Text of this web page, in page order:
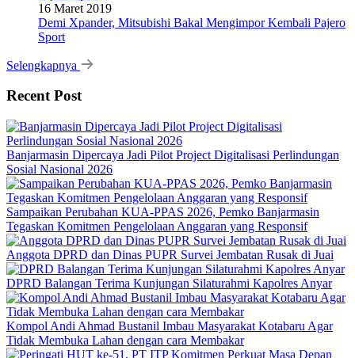
16 Maret 2019
Demi Xpander, Mitsubishi Bakal Mengimpor Kembali Pajero
Sport
Selengkapnya
Recent Post
Banjarmasin Dipercaya Jadi Pilot Project Digitalisasi Perlindungan
Sosial Nasional 2026
Sampaikan Perubahan KUA-PPAS 2026, Pemko Banjarmasin
Tegaskan Komitmen Pengelolaan Anggaran yang Responsif
Anggota DPRD dan Dinas PUPR Survei Jembatan Rusak di Juai
DPRD Balangan Terima Kunjungan Silaturahmi Kapolres Anyar
Kompol Andi Ahmad Bustanil Imbau Masyarakat Kotabaru Agar
Tidak Membuka Lahan dengan cara Membakar